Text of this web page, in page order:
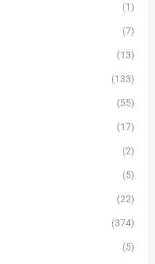
(1)
(7)
(13)
(133)
(55)
(17)
(2)
(5)
(22)
(374)
(5)